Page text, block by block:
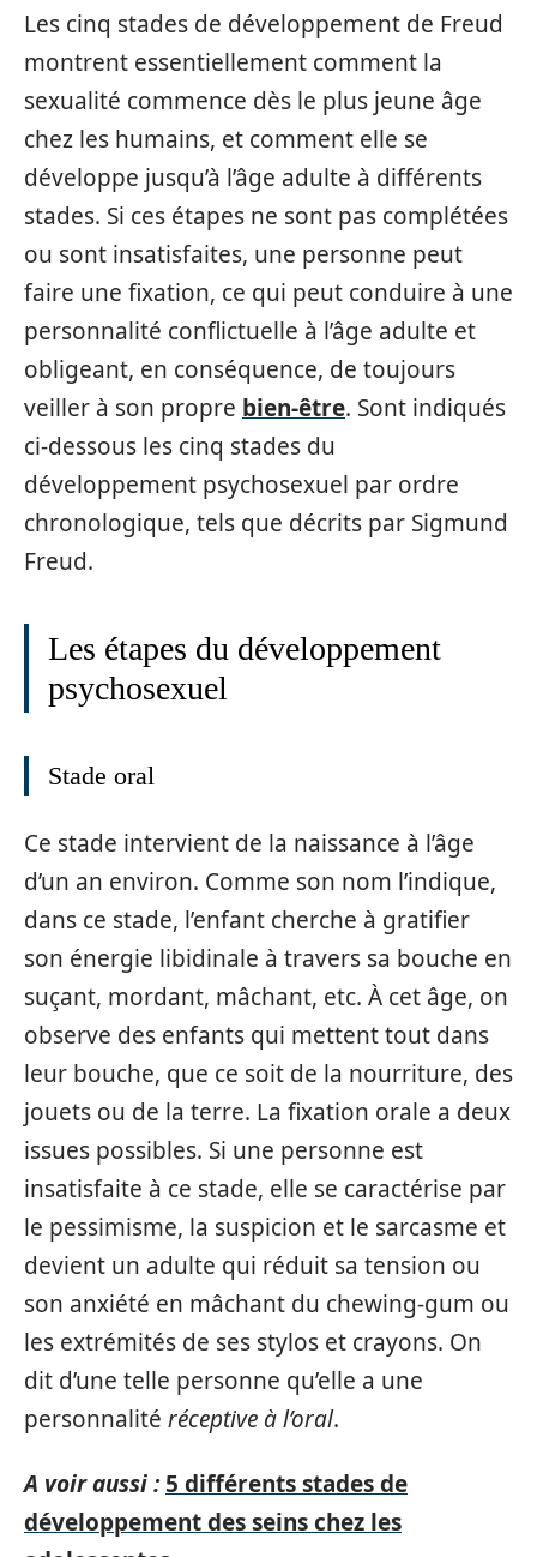
Les cinq stades de développement de Freud
montrent essentiellement comment la
sexualité commence dès le plus jeune âge
chez les humains, et comment elle se
développe jusqu’à l’âge adulte à différents
stades. Si ces étapes ne sont pas complétées
ou sont insatisfaites, une personne peut
faire une fixation, ce qui peut conduire à une
personnalité conflictuelle à l’âge adulte et
obligeant, en conséquence, de toujours
veiller à son propre bien-être. Sont indiqués
ci-dessous les cinq stades du
développement psychosexuel par ordre
chronologique, tels que décrits par Sigmund
Freud.
Les étapes du développement
psychosexuel
Stade oral
Ce stade intervient de la naissance à l’âge
d’un an environ. Comme son nom l’indique,
dans ce stade, l’enfant cherche à gratifier
son énergie libidinale à travers sa bouche en
suçant, mordant, mâchant, etc. À cet âge, on
observe des enfants qui mettent tout dans
leur bouche, que ce soit de la nourriture, des
jouets ou de la terre. La fixation orale a deux
issues possibles. Si une personne est
insatisfaite à ce stade, elle se caractérise par
le pessimisme, la suspicion et le sarcasme et
devient un adulte qui réduit sa tension ou
son anxiété en mâchant du chewing-gum ou
les extrémités de ses stylos et crayons. On
dit d’une telle personne qu’elle a une
personnalité réceptive à l’oral.
A voir aussi : 5 différents stades de
développement des seins chez les